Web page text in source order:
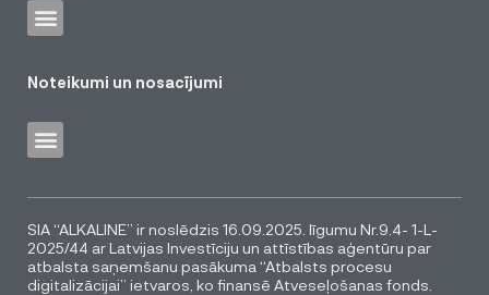
Noteikumi un nosacījumi
SIA “ALKALINE” ir noslēdzis 16.09.2025. līgumu Nr.9.4- 1-L-
2025/44 ar Latvijas Investīciju un attīstības aģentūru par
atbalsta saņemšanu pasākuma “Atbalsts procesu
digitalizācijai” ietvaros, ko finansē Atveseļošanas fonds.